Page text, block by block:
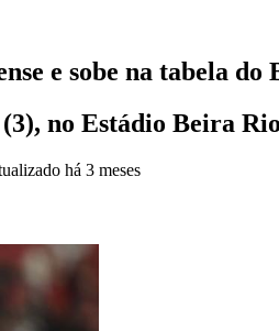
e sobe na tabela do
no Estádio Beira
há 3 meses